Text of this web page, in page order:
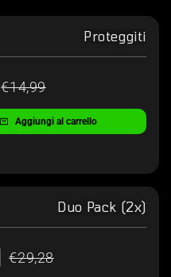
Proteggiti
€14,99
Aggiungi al carrello
Duo Pack (2x)
€29,28